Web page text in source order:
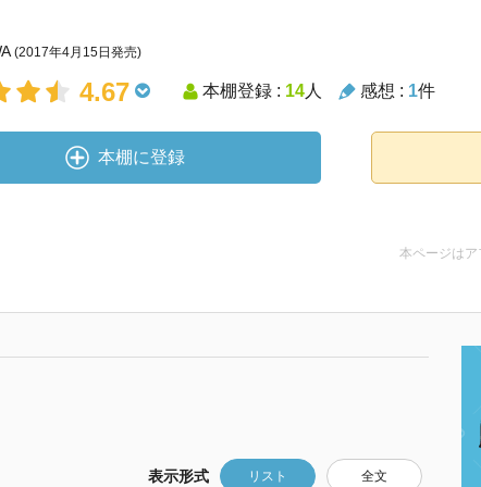
(2017年4月15日発売)
4.67 本棚登録 : 14人 感想 : 1件
本棚に登録
本ページは
表示形式 リスト 全文